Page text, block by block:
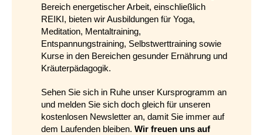
Bereich energetischer Arbeit, einschließlich
REIKI, bieten wir Ausbildungen für Yoga,
Meditation, Mentaltraining,
Entspannungstraining, Selbstwerttraining sowie
Kurse in den Bereichen gesunder Ernährung und
Kräuterpädagogik.
Sehen Sie sich in Ruhe unser Kursprogramm an
und melden Sie sich doch gleich für unseren
kostenlosen Newsletter an, damit Sie immer auf
dem Laufenden bleiben. Wir freuen uns auf